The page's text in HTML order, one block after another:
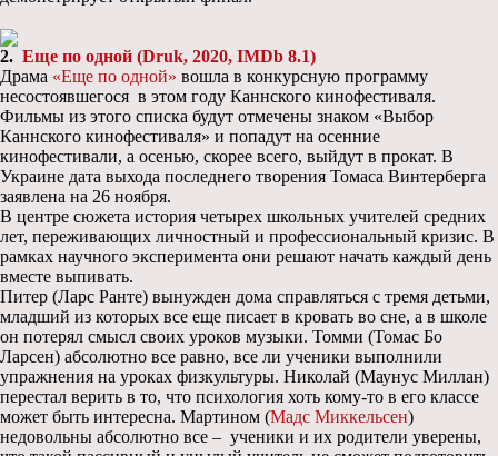
2. Еще по одной (Druk, 2020, IMDb 8.1)
Драма «Еще по одной» вошла в конкурсную программу
несостоявшегося в этом году Каннского кинофестиваля.
Фильмы из этого списка будут отмечены знаком «Выбор
Каннского кинофестиваля» и попадут на осенние
кинофестивали, а осенью, скорее всего, выйдут в прокат. В
Украине дата выхода последнего творения Томаса Винтерберга
заявлена на 26 ноября.
В центре сюжета история четырех школьных учителей средних
лет, переживающих личностный и профессиональный кризис. В
рамках научного эксперимента они решают начать каждый день
вместе выпивать.
Питер (Ларс Ранте) вынужден дома справляться с тремя детьми,
младший из которых все еще писает в кровать во сне, а в школе
он потерял смысл своих уроков музыки. Томми (Томас Бо
Ларсен) абсолютно все равно, все ли ученики выполнили
упражнения на уроках физкультуры. Николай (Маунус Миллан)
перестал верить в то, что психология хоть кому-то в его классе
может быть интересна. Мартином (Мадс Миккельсен)
недовольны абсолютно все – ученики и их родители уверены,